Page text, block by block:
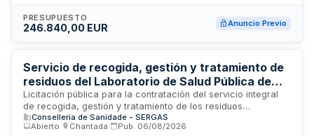
periódicas y gestión de sistemas de refrigeración y
acondicionamiento de aire. La prestación del servicio se
instalaciones, esenciales para la conservación de alimentos
y confort climático en los espacios de explotación turística
de la entidad adjudicante.
PRESUPUESTO
246.840,00 EUR Anuncio Previo
Servicio de recogida, gestión y tratamiento de
residuos del Laboratorio de Salud Pública de
Galicia
Licitación pública para la contratación del servicio integral
de recogida, gestión y tratamiento de los residuos
generados por el Laboratorio de Salud Pública de Galicia,
dependiente de la Consellería de Sanidade a través de
Consellería de Sanidade - SERGAS
Abierto
Chantada Pub. 06/08/2026